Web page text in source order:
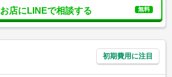
お店にLINEで相談する 無料
初期費用に注目